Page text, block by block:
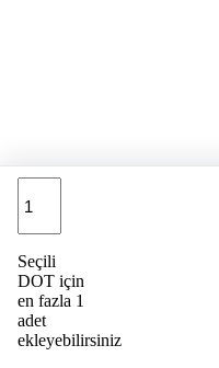
Seçili
DOT için
en fazla 1
adet
ekleyebilirsiniz